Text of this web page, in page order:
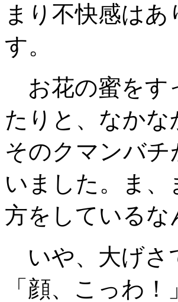
まり不快感は
す。
お花の蜜をす
たりと、なか
そのクマンバ
いました。ま
方をしている
いや、大げさ
「顔、こっわ